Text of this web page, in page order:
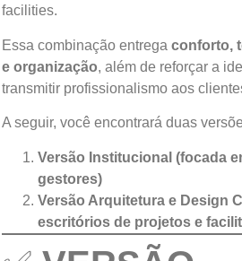
facilities.
Essa combinação entrega conforto,
e organização, além de reforçar a
transmitir profissionalismo aos
A seguir, você encontrará duas
Versão Institucional (focada
gestores)
Versão Arquitetura e Design
escritórios de projetos e